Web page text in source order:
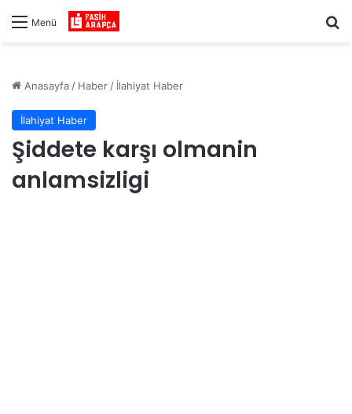
Menü
Anasayfa / Haber / İlahiyat Haber
İlahiyat Haber
Şiddete karşı olmanin
anlamsizligi